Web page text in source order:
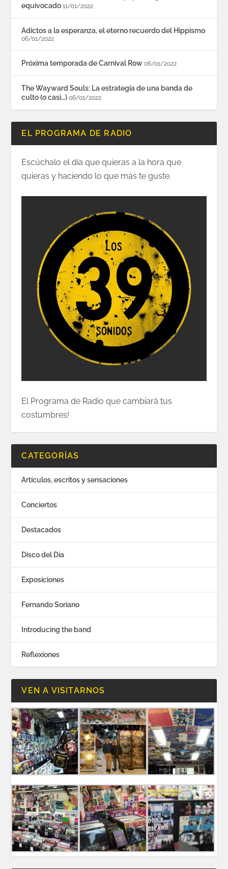
equivocado 11/01/2022
Adictos a la esperanza, el eterno recuerdo del Hippismo
06/01/2022
Próxima temporada de Carnival Row 06/01/2022
The Wayward Souls: La estrategia de una banda de
culto (o casi…) 06/01/2022
EL PROGRAMA DE RADIO
Escúchalo el día que quieras a la hora que
quieras y haciendo lo que más te guste.
El Programa de Radio que cambiará tus
costumbres!
CATEGORÍAS
Artículos, escritos y sensaciones
Conciertos
Destacados
Disco del Día
Exposiciones
Fernando Soriano
Introducing the band
Reflexiones
VEN A VISITARNOS